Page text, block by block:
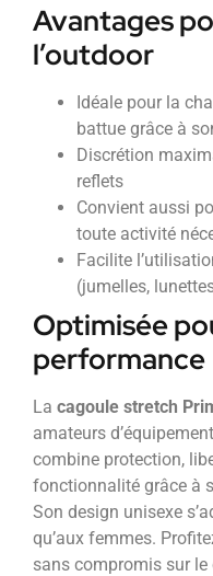
Avantages
l’outdoor
Idéale pour la
battue grâce à
Discrétion
reflets
Convient aussi
toute activité
Facilite
(jumelles,
Optimisée
performance
La cagoule stretch
amateurs
combine protection,
fonctionnalité grâce à
Son design unisexe
qu’aux femmes.
sans compromis sur